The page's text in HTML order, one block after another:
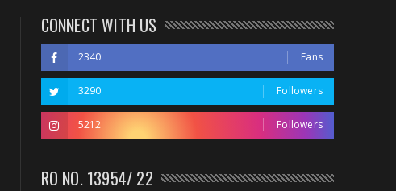
CONNECT WITH US
2340 Fans
3290 Followers
5212 Followers
RO NO. 13954/ 22